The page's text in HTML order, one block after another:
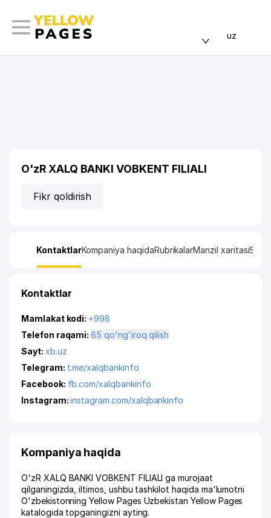
uz
O'zR XALQ BANKI VOBKENT FILIALI
Fikr qoldirish
KontaktlarKompaniya haqidaRubrikalarManzil xaritasi
Kontaktlar
Mamlakat kodi: +998
Telefon raqami:
65 qo'ng'iroq qilish
Sayt: xb.uz
Telegram: t.me/xalqbankinfo
Facebook: fb.com/xalqbankinfo
Instagram:instagram.com/xalqbankinfo
Kompaniya haqida
O'zR XALQ BANKI VOBKENT FILIALI ga murojaat
qilganingizda, iltimos, ushbu tashkilot haqida ma'lumotni
O'zbekistonning Yellow Pages Uzbekistan Yellow Pages
katalogida topganingizni ayting.